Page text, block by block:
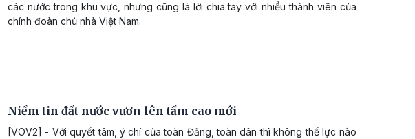
các nước trong khu vực, nhưng cũng là lời chia tay với nhiều thành viên của
chính đoàn chủ nhà Việt Nam.
Niềm tin đất nước vươn lên tầm cao mới
[VOV2] - Với quyết tâm, ý chí của toàn Đảng, toàn dân thì không thế lực nào